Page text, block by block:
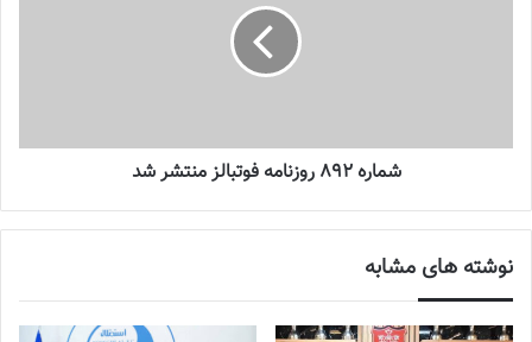
آینده درخشانی در انتظار فوتبال بانوان است
2022-12-10
📰 منبع :فدراسیون فوتبال 📸عکس :فدراسیون فوتبال
شماره 892 روزنامه فوتبالز منتشر شد
نوشته های مشابه